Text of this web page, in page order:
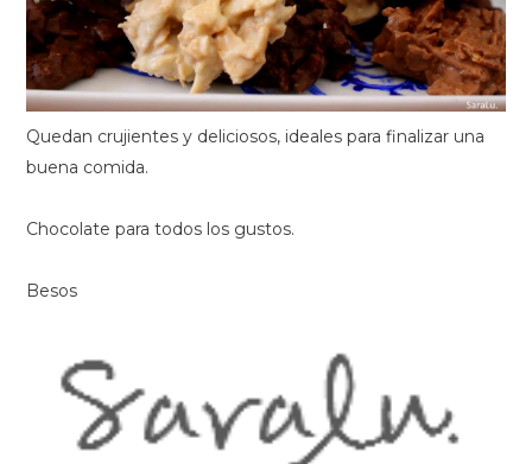
Quedan crujientes y deliciosos, ideales para finalizar una
buena comida.
Chocolate para todos los gustos.
Besos